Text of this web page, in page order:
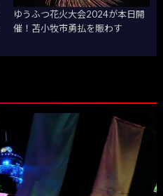
ゆうふつ花火大会2024が本日開
催！苫小牧市勇払を賑わす